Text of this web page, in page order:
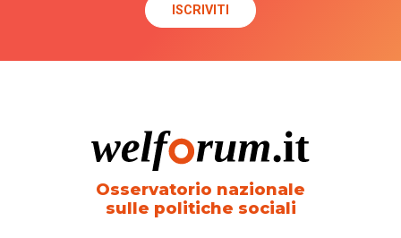
Osservatorio nazionale
sulle politiche sociali